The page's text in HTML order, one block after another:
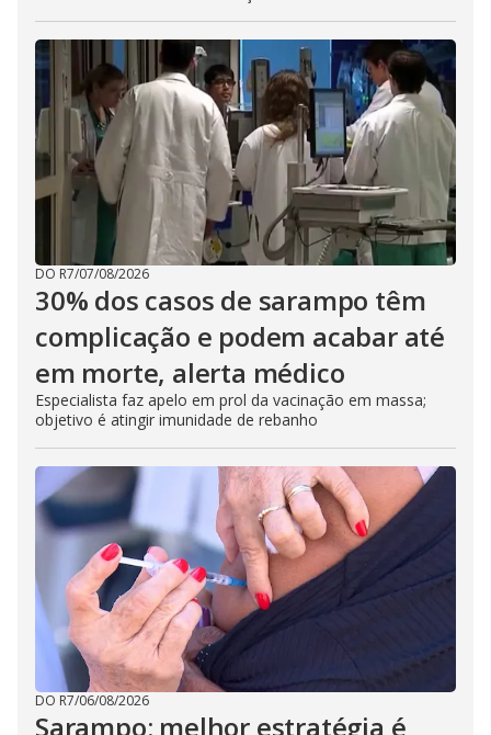
DO R7/07/08/2026
30% dos casos de sarampo têm
complicação e podem acabar até
em morte, alerta médico
Especialista faz apelo em prol da vacinação em massa;
objetivo é atingir imunidade de rebanho
DO R7/06/08/2026
Sarampo: melhor estratégia é